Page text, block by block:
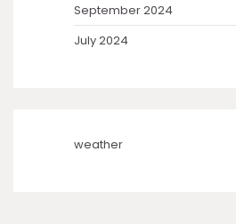
September 2024
July 2024
weather